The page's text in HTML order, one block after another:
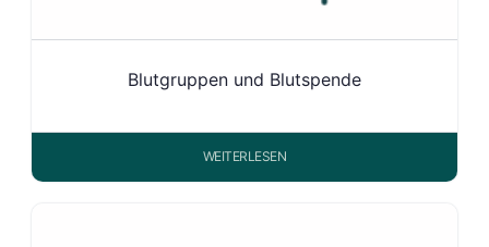
Blutgruppen und Blutspende
WEITERLESEN